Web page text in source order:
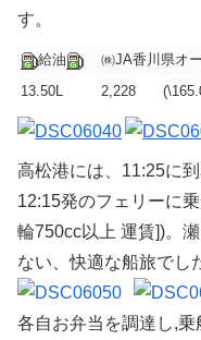
す。
給油
㈱JA香川県オ
13.50L
2,228
高松港には、11:25に到
12:15発のフェリーに
輪750cc以上 運賃])。
ない、快適な船旅でし
各自お弁当を調達し,